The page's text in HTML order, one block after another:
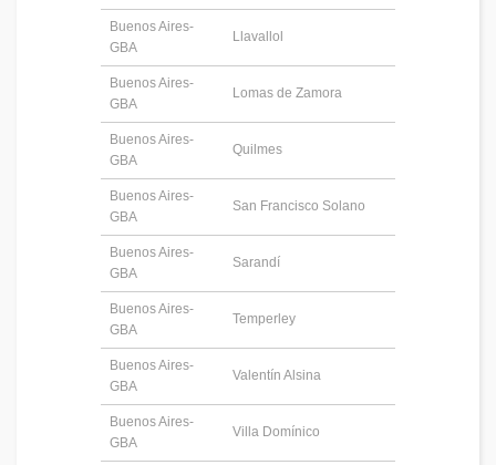
Buenos Aires-
GBA
Llavallol
Buenos Aires-
GBA
Lomas de Zamora
Buenos Aires-
GBA
Quilmes
Buenos Aires-
GBA
San Francisco Solano
Buenos Aires-
GBA
Sarandí
Buenos Aires-
GBA
Temperley
Buenos Aires-
GBA
Valentín Alsina
Buenos Aires-
GBA
Villa Domínico